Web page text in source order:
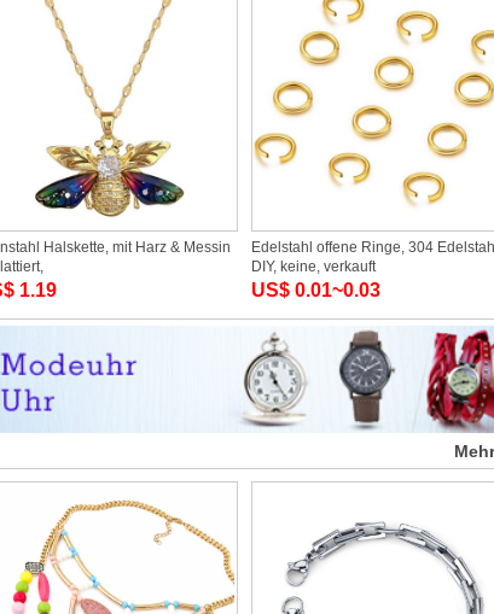
Halskette, mit Harz & Messin
1.19
Edelstahl offene Ringe, 304
DIY, keine, verkauft
US$ 0.01~0.03